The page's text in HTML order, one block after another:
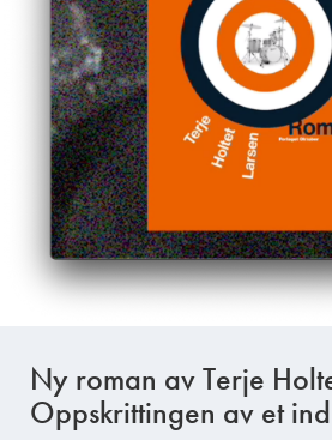
Ny roman av Terje
Oppskrittingen av et